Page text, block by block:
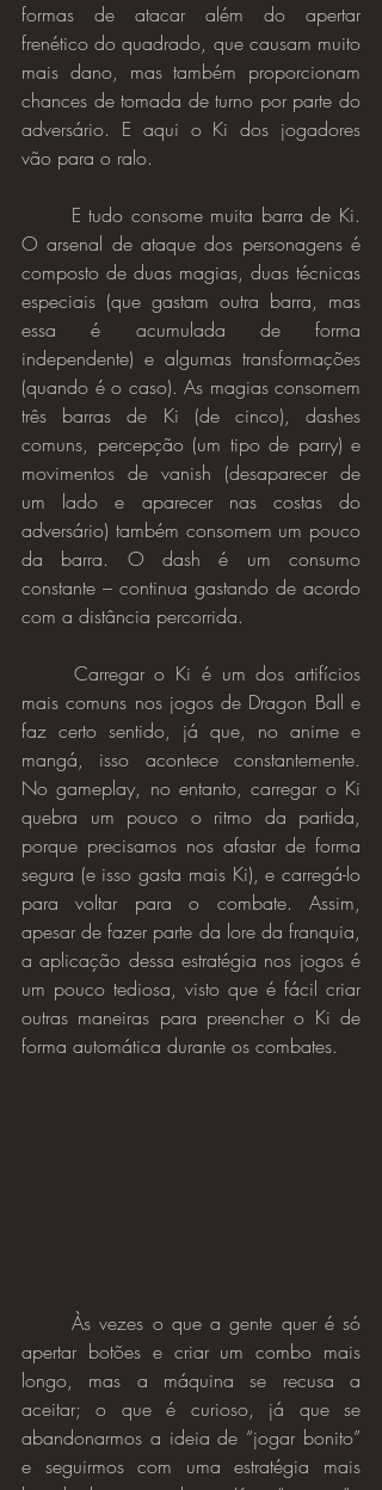
formas de atacar além do apertar
frenético do quadrado, que causam muito
mais dano, mas também proporcionam
chances de tomada de turno por parte do
adversário. E aqui o Ki dos jogadores
vão para o ralo.
O arsenal de ataque dos personagens é
composto de duas magias, duas técnicas
especiais (que gastam outra barra, mas
essa é acumulada de forma
independente) e algumas transformações
(quando é o caso). As magias consomem
três barras de Ki (de cinco), dashes
comuns, percepção (um tipo de parry) e
movimentos de vanish (desaparecer de
um lado e aparecer nas costas do
adversário) também consomem um pouco
da barra. O dash é um consumo
constante – continua gastando de acordo
com a distância percorrida.
mais comuns nos jogos de Dragon Ball e
faz certo sentido, já que, no anime e
mangá, isso acontece constantemente.
No gameplay, no entanto, carregar o Ki
quebra um pouco o ritmo da partida,
porque precisamos nos afastar de forma
segura (e isso gasta mais Ki), e carregá-lo
para voltar para o combate. Assim,
apesar de fazer parte da lore da franquia,
a aplicação dessa estratégia nos jogos é
um pouco tediosa, visto que é fácil criar
outras maneiras para preencher o Ki de
forma automática durante os combates.
	Às vezes o que a gente quer é só
apertar botões e criar um combo mais
longo, mas a máquina se recusa a
aceitar; o que é curioso, já que se
abandonarmos a ideia de “jogar bonito”
e seguirmos com uma estratégia mais